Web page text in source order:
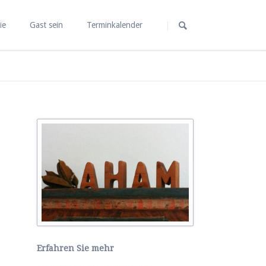
überspringen
und Klarheit
Gast sein Terminkalender
Erfahren Sie mehr